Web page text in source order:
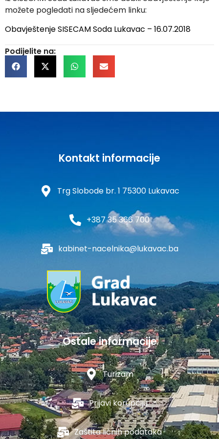
možete pogledati na sljedećem linku:
Obavještenje SISECAM Soda Lukavac – 16.07.2018
Podijelite na:
Kontakt informacije
Trg Slobode br. 1 75300 Lukavac
+387 35 366 700
kabinet-nacelnika@lukavac.ba
Ostale informacije
Turizam
Prijavi korupciju
Zaštita ličnih podataka